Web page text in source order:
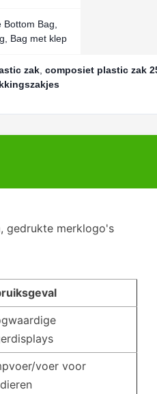
Bag,
Bag met klep
zak composiet plastic zak
gedrukte merklogo's
voer voor